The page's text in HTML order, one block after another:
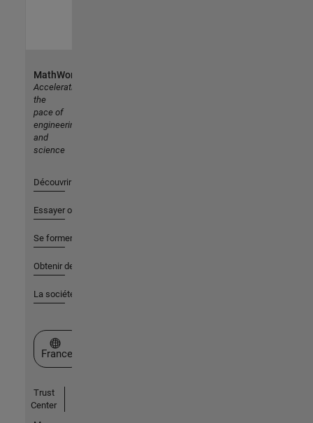
MathWorks
Accelerating
the
pace of
engineering
and
science
Découvrir les produits
Essayer ou acheter
Se former
Obtenir de l'aide
La société
Sélectionner un site web
France
Trust
Center